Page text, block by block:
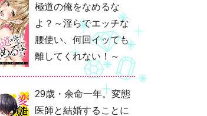
極道の俺をなめるな
よ？～淫らでエッチな
腰使い、何回イッても
離してくれない！～
29歳・余命一年。変態
医師と結婚することに